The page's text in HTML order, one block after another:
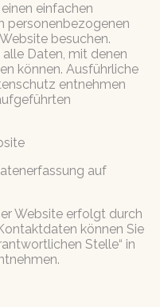
einfachen
personenbezogenen
besuchen.
Daten, mit denen
können. Ausführliche
entnehmen
auf
Website erfolgt durch
können Sie
Stelle“ in